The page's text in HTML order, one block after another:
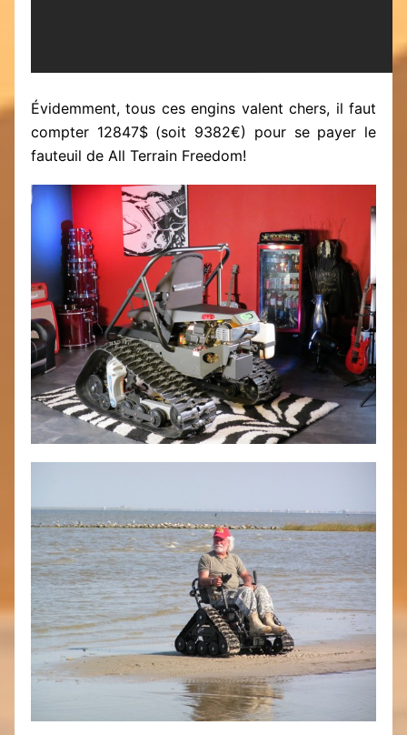
Évidemment, tous ces engins valent chers, il faut
compter 12847$ (soit 9382€) pour se payer le
fauteuil de All Terrain Freedom!